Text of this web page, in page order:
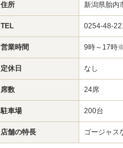
住所 新潟県胎内
TEL 0254-48-
営業時間 9時～17時
定休日 なし
席数 24席
駐車場 200台
店舗の特長 ゴージャス